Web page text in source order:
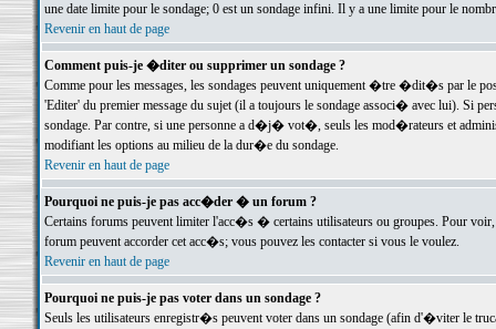
une date limite pour le sondage; 0 est un sondage infini. Il y a une limite pour le
Revenir en haut de page
Comment puis-je �diter ou supprimer un sondage ?
Comme pour les messages, les sondages peuvent uniquement �tre �dit�s par le
'Editer' du premier message du sujet (il a toujours le sondage associ� avec lui). Si
sondage. Par contre, si une personne a d�j� vot�, seuls les mod�rateurs et
modifiant les options au milieu de la dur�e du sondage.
Revenir en haut de page
Pourquoi ne puis-je pas acc�der � un forum ?
Certains forums peuvent limiter l'acc�s � certains utilisateurs ou groupes. Pour
forum peuvent accorder cet acc�s; vous pouvez les contacter si vous le voulez.
Revenir en haut de page
Pourquoi ne puis-je pas voter dans un sondage ?
Seuls les utilisateurs enregistr�s peuvent voter dans un sondage (afin d'�viter le